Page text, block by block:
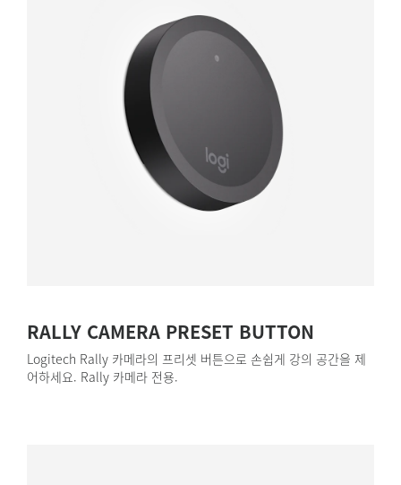
RALLY CAMERA PRESET BUTTON
Logitech Rally 카메라의 프리셋 버튼으로 손쉽게 강의 공간을 제
어하세요. Rally 카메라 전용.